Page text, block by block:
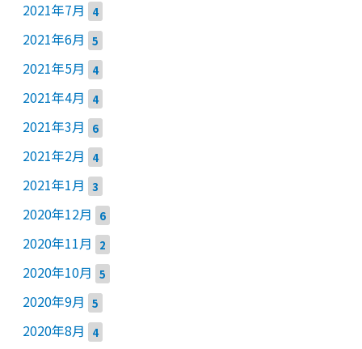
2021年7月 4
2021年6月 5
2021年5月 4
2021年4月 4
2021年3月 6
2021年2月 4
2021年1月 3
2020年12月 6
2020年11月 2
2020年10月 5
2020年9月 5
2020年8月 4